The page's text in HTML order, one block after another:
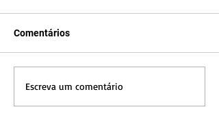
Comentários
Escreva um comentário